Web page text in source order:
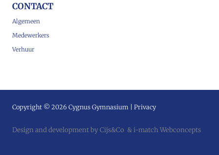
CONTACT
Algemeen
Medewerkers
Verhuur
Copyright © 2026 Cygnus Gymnasium | Privacy
Design and development by Cijs&Co &i-match Webconcepts